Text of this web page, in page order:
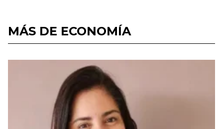
MÁS DE ECONOMÍA